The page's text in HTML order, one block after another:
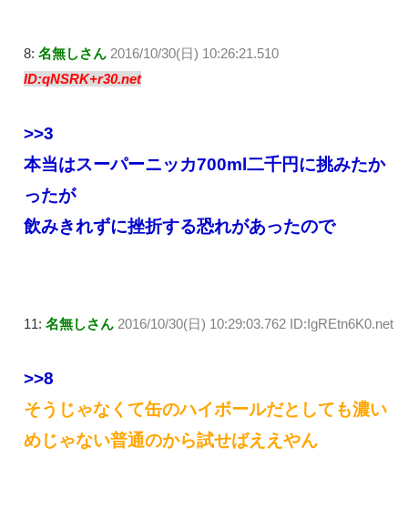
8: 名無しさん 2016/10/30(日) 10:26:21.510
ID:qNSRK+r30.net
>>3
本当はスーパーニッカ700ml二千円に挑みたか
ったが
飲みきれずに挫折する恐れがあったので
11: 名無しさん 2016/10/30(日) 10:29:03.762 ID:IgREtn6K0.net
>>8
そうじゃなくて缶のハイボールだとしても濃い
めじゃない普通のから試せばええやん